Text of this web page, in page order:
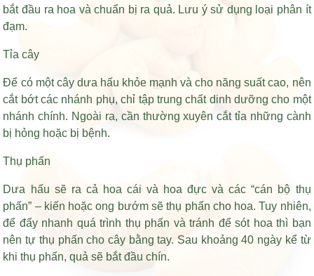
bắt đầu ra hoa và chuẩn bị ra quả. Lưu ý sử dụng loại phân ít
đạm.
Tỉa cây
Để có một cây dưa hấu khỏe mạnh và cho năng suất cao, nên
cắt bớt các nhánh phụ, chỉ tập trung chất dinh dưỡng cho một
nhánh chính. Ngoài ra, cần thường xuyên cắt tỉa những cành
bị hỏng hoặc bị bệnh.
Thụ phấn
Dưa hấu sẽ ra cả hoa cái và hoa đực và các “cán bộ thụ
phấn” – kiến hoặc ong bướm sẽ thụ phấn cho hoa. Tuy nhiên,
để đẩy nhanh quá trình thụ phấn và tránh để sót hoa thì bạn
nên tự thụ phấn cho cây bằng tay. Sau khoảng 40 ngày kể từ
khi thụ phấn, quả sẽ bắt đầu chín.